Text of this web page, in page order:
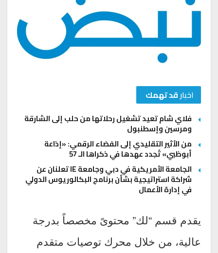
اخبارقد تهمك
فلاي شام تعيد تشغيل رحلاتها من حلب إلى الشارقة
ومرسين وإسطنبول
من الأثير التقليدي إلى الفضاء الرقمي: «إذاعة
أبوظبي» تُجدد عهدها في ذكراها الـ 57
الجامعة الأمريكية في دبي وجامعة IE تعلنان عن
شراكة استراتيجية بشأن برنامج البكالوريوس الدولي
في إدارة الأعمال
يقدم قسم “لك” محتوىً مخصصاً بدرجة
عالية، من خلال محرك توصيات متقدم